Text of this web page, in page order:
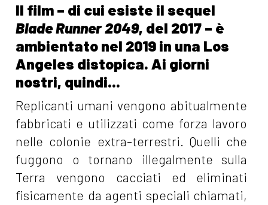
Il film – di cui esiste il sequel
Blade Runner 2049, del 2017 – è
ambientato nel 2019 in una Los
Angeles distopica. Ai giorni
nostri, quindi...
Replicanti umani vengono abitualmente
fabbricati e utilizzati come forza lavoro
nelle colonie extra-terrestri. Quelli che
fuggono o tornano illegalmente sulla
Terra vengono cacciati ed eliminati
fisicamente da agenti speciali chiamati,